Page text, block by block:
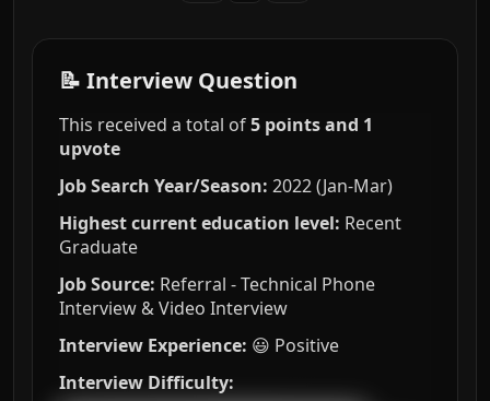
📝 Interview Question
This received a total of5 points and 1
upvote
Job Search Year/Season: 2022 (Jan-Mar)
Highest current education level: Recent
Graduate
Job Source: Referral - Technical Phone
Interview & Video Interview
Interview Experience: 😃 Positive
Interview Difficulty: